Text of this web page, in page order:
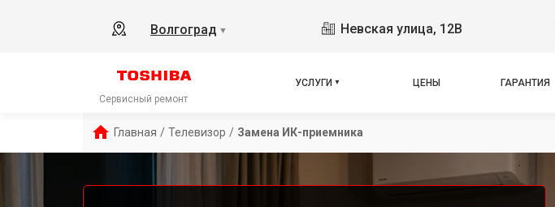
Волгоград ▼ Невская улица, 12В
Сервисный ремонт
УСЛУГИ ЦЕНЫ ГАРАНТИЯ
Главная / Телевизор / Замена ИК-приемника